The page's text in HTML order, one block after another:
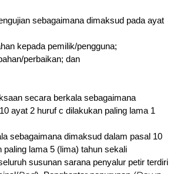
sebagaimana dimaksud pada ayat
kepada pemilik/pengguna;
perbaikan; dan
secara berkala sebagaimana
ayat 2 huruf c dilakukan paling lama 1
sebagaimana dimaksud dalam pasal 10
paling lama 5 (lima) tahun sekali
susunan sarana penyalur petir terdiri